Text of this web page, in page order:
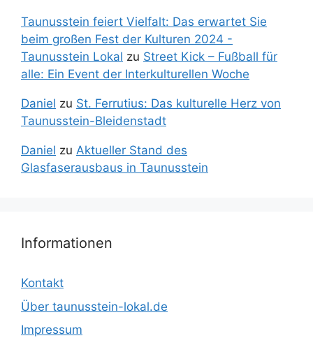
Taunusstein feiert Vielfalt: Das erwartet Sie
beim großen Fest der Kulturen 2024 -
Taunusstein Lokal zu Street Kick – Fußball für
alle: Ein Event der Interkulturellen Woche
Daniel zu St. Ferrutius: Das kulturelle Herz von
Taunusstein-Bleidenstadt
Daniel zu Aktueller Stand des
Glasfaserausbaus in Taunusstein
Informationen
Kontakt
Über taunusstein-lokal.de
Impressum